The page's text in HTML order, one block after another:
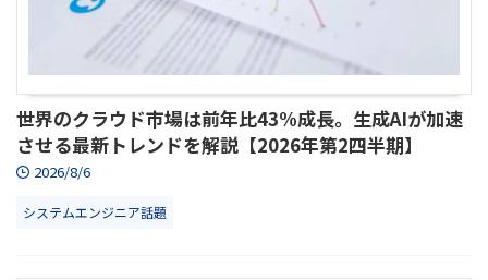
世界のクラウド市場は前年比43%成長。生成AIが加速
させる最新トレンドを解説【2026年第2四半期】
2026/8/6
システムエンジニア話題